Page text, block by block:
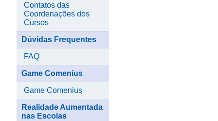
Contatos das
Coordenações dos
Cursos
Dúvidas Frequentes
FAQ
Game Comenius
Game Comenius
Realidade Aumentada
nas Escolas